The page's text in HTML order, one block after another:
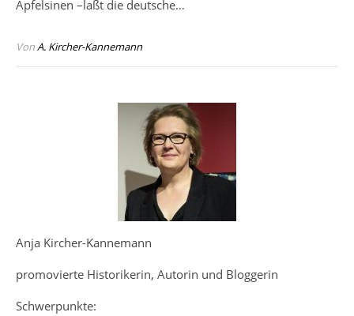
Apfelsinen –laßt die deutsche…
VonA. Kircher-Kannemann
Anja Kircher-Kannemann
promovierte Historikerin, Autorin und Bloggerin
Schwerpunkte: